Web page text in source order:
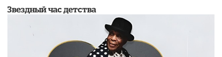
Звездный час детства